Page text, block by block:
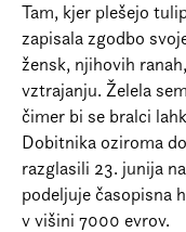
Tam, kjer plešejo
zapisala zgodbo
žensk, njihovih
vztrajanju. Želela
čimer bi se bralci
Dobitnika oziroma
razglasili 23. junija
podeljuje časopisna
v višini 7000 evrov.